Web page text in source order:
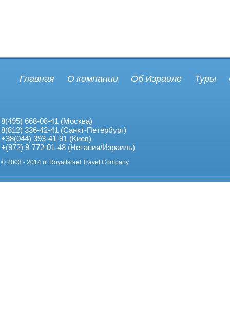
Главная О компании Об Израиле Туры
8(495) 668-08-41 (Москва)
8(812) 336-42-41 (Санкт-Петербург)
+38(044) 393-41-91 (Киев)
+(972) 9-772-01-48 (Нетания/Израиль)
© 2003 - 2014 гг. RoyalIsrael Travel Company